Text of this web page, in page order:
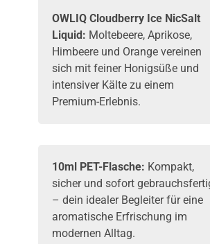
OWLIQ Cloudberry Ice NicSalt
Liquid: Moltebeere, Aprikose,
Himbeere und Orange vereinen
sich mit feiner Honigsüße und
intensiver Kälte zu einem
Premium-Erlebnis.
10ml PET-Flasche: Kompakt,
sicher und sofort
– dein idealer Begleiter für eine
aromatische Erfrischung im
modernen Alltag.